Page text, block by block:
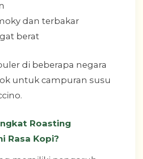
dan terbakar
berat
di beberapa negara
untuk campuran susu
Roasting
Rasa Kopi?